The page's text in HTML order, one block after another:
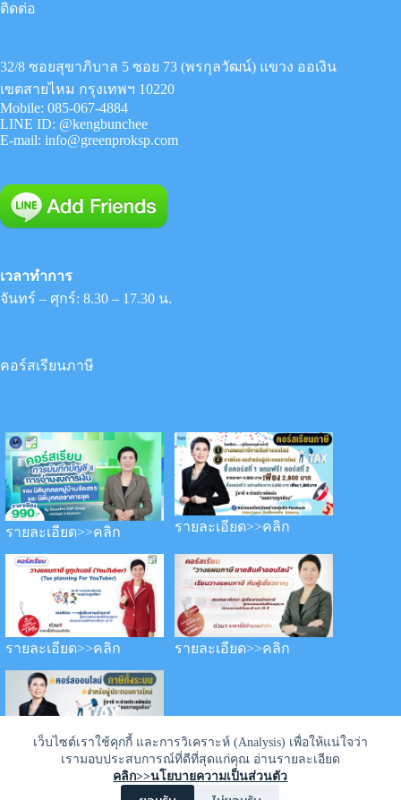
เว็บไซต์เราใช้คุกกี้ และการวิเคราะห์ (Analysis) เพื่อให้แน่ใจว่า
เรามอบประสบการณ์ที่ดีที่สุดแก่คุณ อ่านรายละเอียด
คลิก>>นโยบายความเป็นส่วนตัว
ติดต่อ
32/8 ซอยสุขาภิบาล 5 ซอย 73 (พรกุลวัฒน์) แขวง ออเงิน
เขตสายไหม กรุงเทพฯ 10220
Mobile: 085-067-4884
LINE ID: @kengbunchee
E-mail: info@greenproksp.com
เวลาทำการ
จันทร์ – ศุกร์: 8.30 – 17.30 น.
คอร์สเรียนภาษี
รายละเอียด>>คลิก รายละเอียด>>คลิก
รายละเอียด>>คลิก รายละเอียด>>คลิก
รายละเอียด>>คลิก